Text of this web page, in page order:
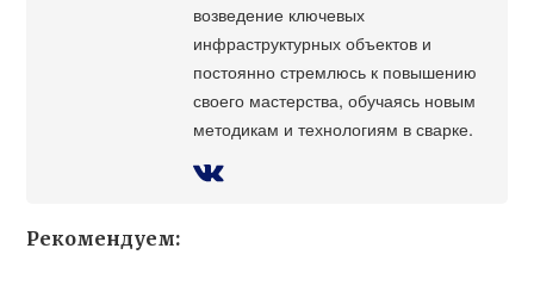
возведение ключевых
инфраструктурных объектов и
постоянно стремлюсь к повышению
своего мастерства, обучаясь новым
методикам и технологиям в сварке.
Рекомендуем: